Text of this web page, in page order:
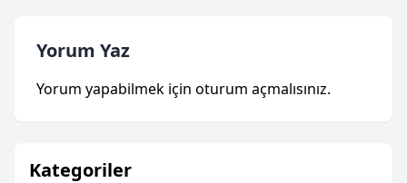
Kategoriler
Yorum Yaz
Yorum yapabilmek için oturum açmalısınız.